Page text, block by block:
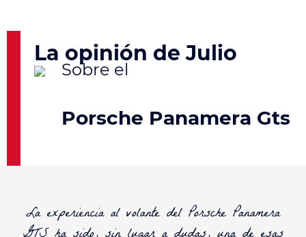
La opinión de Julio
Porsche Panamera Gts
La experiencia al volante del Porsche Panamera